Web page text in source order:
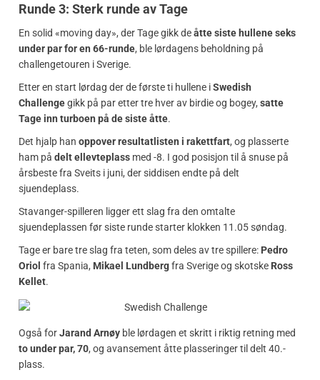
Runde 3: Sterk runde av Tage
En solid «moving day», der Tage gikk deåtte siste hullene seks
under par for en 66-runde, ble lørdagens beholdning på
challengetouren i Sverige.
Etter en start lørdag der de første ti hullene iSwedish
Challengegikk på par etter tre hver av birdie og bogey, satte
Tage inn turboen på de siste åtte.
Det hjalp han oppover resultatlisten i rakettfart, og plasserte
ham på delt ellevteplass med -8. I god posisjon til å snuse på
årsbeste fra Sveits i juni, der siddisen endte på delt
sjuendeplass.
Stavanger-spilleren ligger ett slag fra den omtalte
sjuendeplassen før siste runde starter klokken 11.05 søndag.
Tage er bare tre slag fra teten, som deles av tre spillere: Pedro
Oriol fra Spania, Mikael Lundbergfra Sverige og skotske Ross
Kellet.
Også forJarand Arnøy ble lørdagen et skritt i riktig retning med
to under par, 70, og avansement åtte plasseringer til delt 40.-
plass.